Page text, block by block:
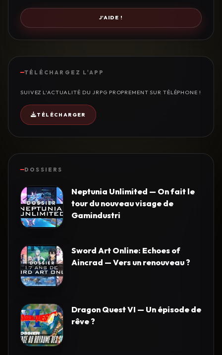
J'AIDE !
TÉLÉCHARGEZ L'APP
SUIVEZ L'ACTUALITÉ DU JRPG PROPREMENT SUR TÉLÉPHONE !
TÉLÉCHARGER
DOSSIERS
Neptunia Unlimited — On fait le
tour du nouveau visage de
Gamindustri
Sword Art Online: Echoes of
Aincrad — Vers un renouveau ?
Dragon Quest VI — Un épisode de
rêve ?